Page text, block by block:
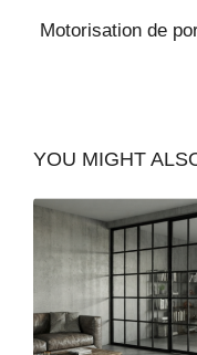
Motorisation de
YOU MIGHT